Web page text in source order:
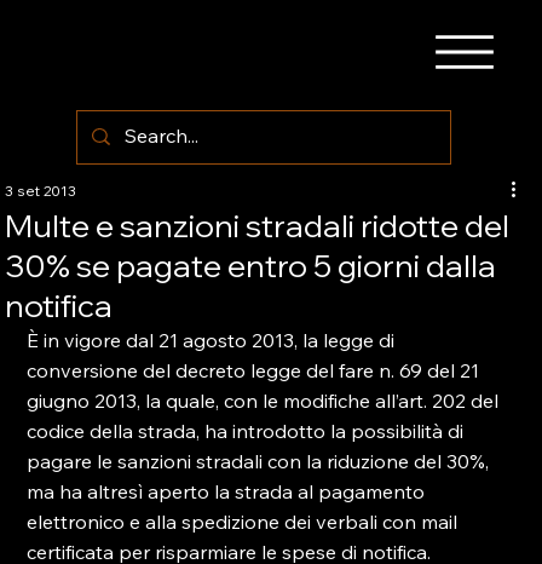
Multe e sanzioni stradali ridotte del
30% se pagate entro 5 giorni dalla
notifica
3 set 2013
È in vigore dal 21 agosto 2013, la legge di
conversione del decreto legge del fare n. 69 del 21
giugno 2013, la quale, con le modifiche all’art. 202 del
codice della strada, ha introdotto la possibilità di
pagare le sanzioni stradali con la riduzione del 30%,
ma ha altresì aperto la strada al pagamento
elettronico e alla spedizione dei verbali con mail
certificata per risparmiare le spese di notifica.